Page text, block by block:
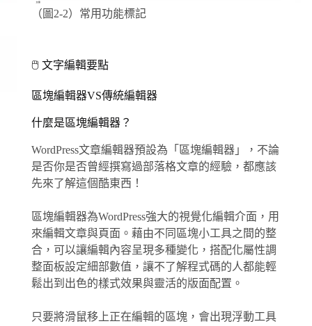
（圖2-2）常用功能標記
🖱 文字編輯要點
區塊編輯器VS傳統編輯器
什麼是區塊編輯器？
WordPress文章編輯器預設為「區塊編輯器」，不論
是否你是否曾經撰寫過部落格文章的經驗，都應該
先來了解這個酷東西！
區塊編輯器為WordPress強大的視覺化編輯介面，用
來編輯文章與頁面。藉由不同區塊小工具之間的整
合，可以讓編輯內容呈現多種變化，搭配化屬性調
整面板設定細部數值，讓不了解程式碼的人都能輕
鬆出到出色的樣式效果與靈活的版面配置。
只要將滑鼠移上正在編輯的區塊，會出現浮動工具